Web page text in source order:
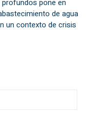
pone en
de agua
un contexto de crisis